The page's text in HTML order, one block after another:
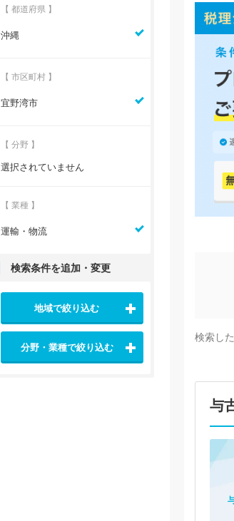
検索し
与
【 都道府県 】
沖縄
【 市区町村 】
宜野湾市
【 分野 】
選択されていません
【 業種 】
運輸・物流
検索条件を追加・変更
地域で絞り込む
分野・業種で絞り込む